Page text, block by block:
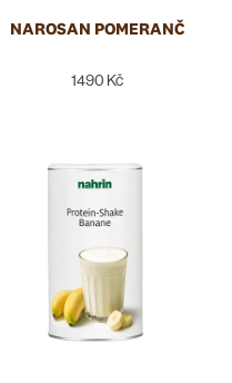
NAROSAN POMERANČ
1490 Kč